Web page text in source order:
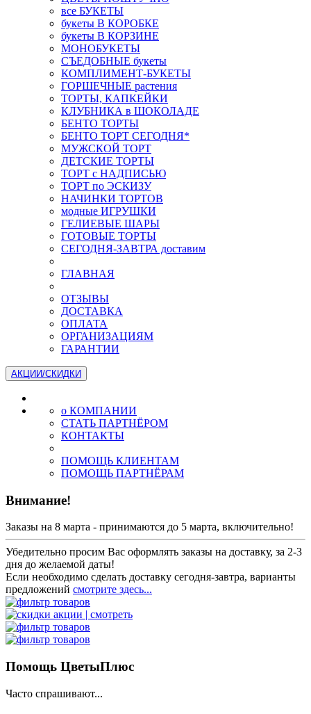
все БУКЕТЫ
букеты В КОРОБКЕ
букеты В КОРЗИНЕ
МОНОБУКЕТЫ
СЪЕДОБНЫЕ букеты
КОМПЛИМЕНТ-БУКЕТЫ
ГОРШЕЧНЫЕ растения
ТОРТЫ, КАПКЕЙКИ
КЛУБНИКА в ШОКОЛАДЕ
БЕНТО ТОРТЫ
БЕНТО ТОРТ СЕГОДНЯ*
МУЖСКОЙ ТОРТ
ДЕТСКИЕ ТОРТЫ
ТОРТ с НАДПИСЬЮ
ТОРТ по ЭСКИЗУ
НАЧИНКИ ТОРТОВ
модные ИГРУШКИ
ГЕЛИЕВЫЕ ШАРЫ
ГОТОВЫЕ ТОРТЫ
СЕГОДНЯ-ЗАВТРА доставим
ГЛАВНАЯ
ОТЗЫВЫ
ДОСТАВКА
ОПЛАТА
ОРГАНИЗАЦИЯМ
ГАРАНТИИ
АКЦИИ/СКИДКИ
о КОМПАНИИ
СТАТЬ ПАРТНЁРОМ
КОНТАКТЫ
ПОМОЩЬ КЛИЕНТАМ
ПОМОЩЬ ПАРТНЁРАМ
Внимание!
Заказы на 8 марта - принимаются до 5 марта, включительно!
Убедительно просим Вас оформлять заказы на доставку, за 2-3
дня до желаемой даты!
Если необходимо сделать доставку сегодня-завтра, варианты
предложений смотрите здесь...
Помощь ЦветыПлюс
Часто спрашивают...